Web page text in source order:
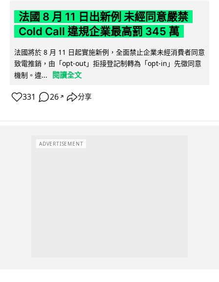
法國 8 月 11 日出新例 未經同意嚴禁
Cold Call 違規企業最高罰 345 萬
法國將於 8 月 11 日起實施新例，全面禁止企業未經消費者同意
致電推銷，由「opt-out」拒接登記制轉為「opt-in」先徵同意
機制。違...
閱讀全文
331 26 ↗ 分享
ADVERTISEMENT